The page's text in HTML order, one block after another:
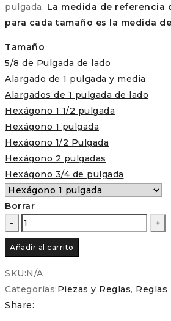
pulgada. La medida de referencia
para cada tamaño es la medida
Tamaño
5/8 de Pulgada de lado
Alargado de 1 pulgada y media
Alargados de 1 pulgada de lado
Hexágono 1 1/2 pulgada
Hexágono 1 pulgada
Hexágono 1/2 Pulgada
Hexágono 2 pulgadas
Hexágono 3/4 de pulgada
Borrar
Regla
–
Hexágono
para
Patchwork
y
Añadir al carrito
SKU:N/A
Categorías:Piezas y Reglas, Reglas
Share: